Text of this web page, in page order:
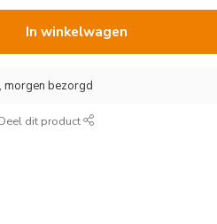
In winkelwagen
morgen bezorgd
Deel dit product